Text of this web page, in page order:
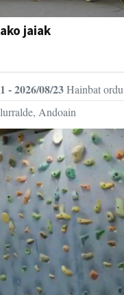
jaiak
- 2026/08/23Hainbat ordu
Andoain